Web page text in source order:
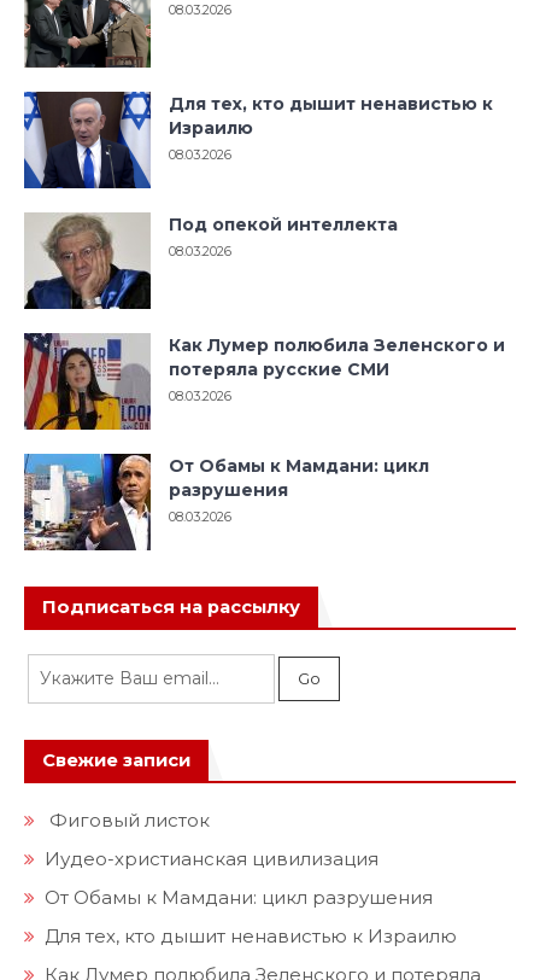
08.03.2026
Для тех, кто дышит ненавистью к
Израилю
08.03.2026
Под опекой интеллекта
08.03.2026
Как Лумер полюбила Зеленского и
потеряла русские СМИ
08.03.2026
От Обамы к Мамдани: цикл
разрушения
08.03.2026
Подписаться на рассылку
Свежие записи
Фиговый листок
Иудео-христианская цивилизация
От Обамы к Мамдани: цикл разрушения
Для тех, кто дышит ненавистью к Израилю
Как Лумер полюбила Зеленского и потеряла